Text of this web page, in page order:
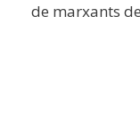
de marxants